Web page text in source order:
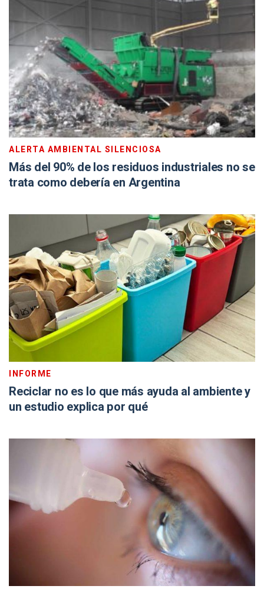
ALERTA AMBIENTAL SILENCIOSA
Más del 90% de los residuos industriales no se
trata como debería en Argentina
INFORME
Reciclar no es lo que más ayuda al ambiente y
un estudio explica por qué